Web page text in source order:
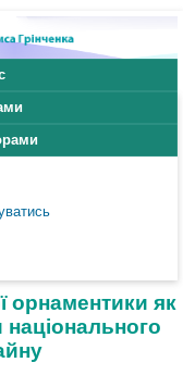
орнаментики як